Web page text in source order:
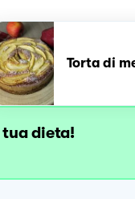
Torta di
dieta!